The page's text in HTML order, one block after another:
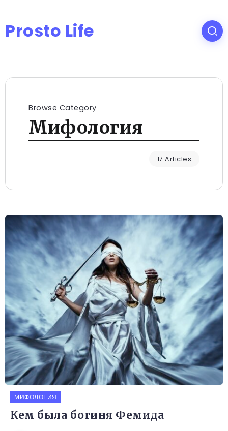
Prosto Life
Browse Category
Мифология
17 Articles
МИФОЛОГИЯ
Кем была богиня Фемида